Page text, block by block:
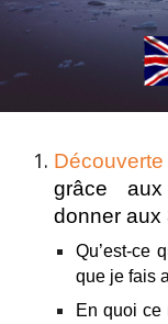
grâce
donner aux
Qu’est-ce
que je fais
En quoi ce